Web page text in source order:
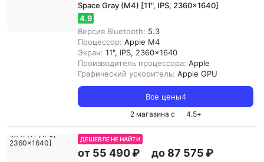
Space Gray (M4) [11", IPS, 2360x1640]
4.9
Версия Bluetooth: 5.3
Процессор: Apple M4
Экран: 11", IPS, 2360x1640
Производитель процессора: Apple
Графический ускоритель: Apple GPU
Все цены4
2 магазина с 4.5+
ДЕШЕВЛЕ НЕ НАЙТИ
от 55 490 ₽ до 87 575 ₽